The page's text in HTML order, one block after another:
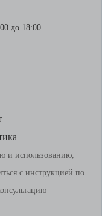
до 18:00
и использованию,
с инструкцией по